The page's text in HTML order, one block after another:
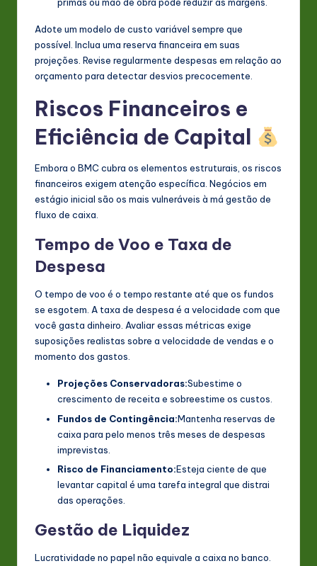
primas ou mão de obra pode reduzir as margens.
Adote um modelo de custo variável sempre que
possível. Inclua uma reserva financeira em suas
projeções. Revise regularmente despesas em relação ao
orçamento para detectar desvios precocemente.
Riscos Financeiros e
Eficiência de Capital
Embora o BMC cubra os elementos estruturais, os riscos
financeiros exigem atenção específica. Negócios em
estágio inicial são os mais vulneráveis à má gestão de
fluxo de caixa.
Tempo de Voo e Taxa de
Despesa
O tempo de voo é o tempo restante até que os fundos
se esgotem. A taxa de despesa é a velocidade com que
você gasta dinheiro. Avaliar essas métricas exige
suposições realistas sobre a velocidade de vendas e o
momento dos gastos.
Projeções Conservadoras:Subestime o
crescimento de receita e sobreestime os custos.
Fundos de Contingência:Mantenha reservas de
caixa para pelo menos três meses de despesas
imprevistas.
Risco de Financiamento:Esteja ciente de que
levantar capital é uma tarefa integral que distrai
das operações.
Gestão de Liquidez
Lucratividade no papel não equivale a caixa no banco.